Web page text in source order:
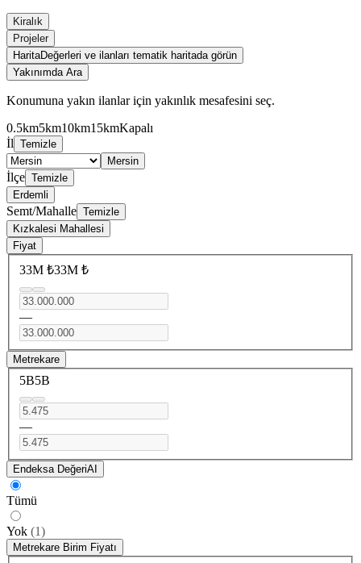
Kiralık
Projeler
HaritaDeğerleri ve ilanları tematik haritada görün
Yakınımda Ara
Konumuna yakın ilanlar için yakınlık mesafesini seç.
0.5km5km10km15kmKapalı
İl Temizle
Mersin
İlçe Temizle
Erdemli
Semt/Mahalle Temizle
Kızkalesi Mahallesi
Fiyat
33M ₺33M ₺
—
Metrekare
5B5B
—
Endeksa DeğeriAI
Tümü
Yok (1)
Metrekare Birim Fiyatı